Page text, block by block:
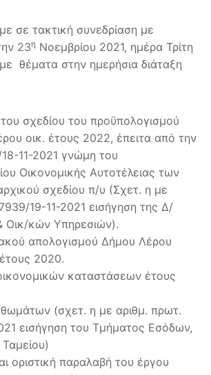
σε τακτική συνεδρίαση με
23η Νοεμβρίου 2021, ημέρα Τρίτη
θέματα στην ημερήσια διάταξη
σχεδίου του προϋπολογισμού
οικ. έτους 2022, έπειτα από την
11-2021 γνώμη του
Οικονομικής Αυτοτέλειας των
σχεδίου π/υ (Σχετ. η με
19-11-2021 εισήγηση της Δ/
Οικ/κών Υπηρεσιών).
απολογισμού Δήμου Λέρου
2020.
καταστάσεων έτους
(σχετ. η με αριθμ. πρωτ.
εισήγηση του Τμήματος Εσόδων,
οριστική παραλαβή του έργου